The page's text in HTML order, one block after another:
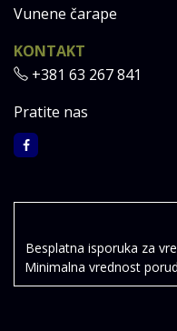
Vunene čarape
KONTAKT
+381 63 267 841
Pratite nas
Besplatna isporuka za
Minimalna vrednost